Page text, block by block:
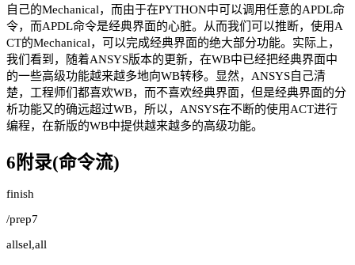
自己的Mechanical，而由于在PYTHON中可以调用任意的APDL命
令，而APDL命令是经典界面的心脏。从而我们可以推断，使用A
CT的Mechanical，可以完成经典界面的绝大部分功能。实际上，
我们看到，随着ANSYS版本的更新，在WB中已经把经典界面中
的一些高级功能越来越多地向WB转移。显然，ANSYS自己清
楚，工程师们都喜欢WB，而不喜欢经典界面，但是经典界面的分
析功能又的确远超过WB，所以，ANSYS在不断的使用ACT进行
编程，在新版的WB中提供越来越多的高级功能。
6附录(命令流)
finish
/prep7
allsel,all